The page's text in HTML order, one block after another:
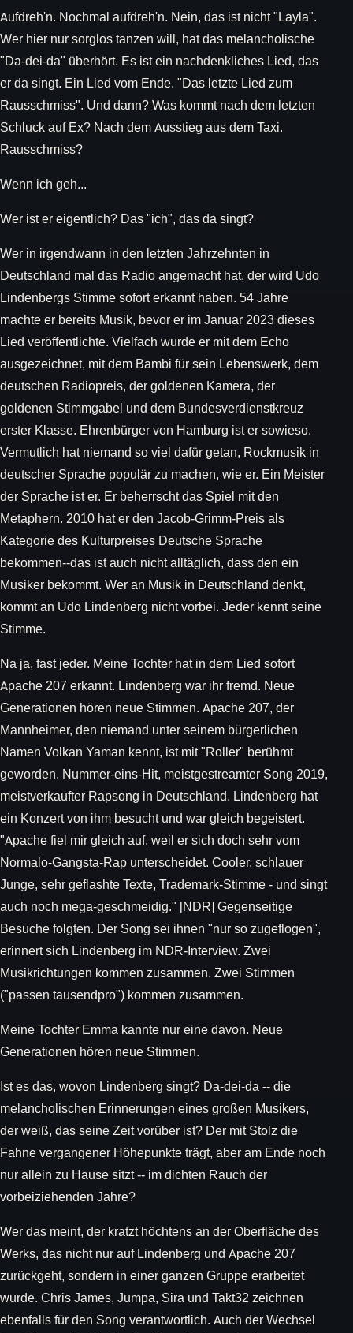
Aufdreh'n. Nochmal aufdreh'n. Nein, das ist nicht "Layla".
Wer hier nur sorglos tanzen will, hat das melancholische
"Da-dei-da" überhört. Es ist ein nachdenkliches Lied, das
er da singt. Ein Lied vom Ende. "Das letzte Lied zum
Rausschmiss". Und dann? Was kommt nach dem letzten
Schluck auf Ex? Nach dem Ausstieg aus dem Taxi.
Rausschmiss?
Wenn ich geh...
Wer ist er eigentlich? Das "ich", das da singt?
Wer in irgendwann in den letzten Jahrzehnten in
Deutschland mal das Radio angemacht hat, der wird Udo
Lindenbergs Stimme sofort erkannt haben. 54 Jahre
machte er bereits Musik, bevor er im Januar 2023 dieses
Lied veröffentlichte. Vielfach wurde er mit dem Echo
ausgezeichnet, mit dem Bambi für sein Lebenswerk, dem
deutschen Radiopreis, der goldenen Kamera, der
goldenen Stimmgabel und dem Bundesverdienstkreuz
erster Klasse. Ehrenbürger von Hamburg ist er sowieso.
Vermutlich hat niemand so viel dafür getan, Rockmusik in
deutscher Sprache populär zu machen, wie er. Ein Meister
der Sprache ist er. Er beherrscht das Spiel mit den
Metaphern. 2010 hat er den Jacob-Grimm-Preis als
Kategorie des Kulturpreises Deutsche Sprache
bekommen--das ist auch nicht alltäglich, dass den ein
Musiker bekommt. Wer an Musik in Deutschland denkt,
kommt an Udo Lindenberg nicht vorbei. Jeder kennt seine
Stimme.
Na ja, fast jeder. Meine Tochter hat in dem Lied sofort
Apache 207 erkannt. Lindenberg war ihr fremd. Neue
Generationen hören neue Stimmen. Apache 207, der
Mannheimer, den niemand unter seinem bürgerlichen
Namen Volkan Yaman kennt, ist mit "Roller" berühmt
geworden. Nummer-eins-Hit, meistgestreamter Song 2019,
meistverkaufter Rapsong in Deutschland. Lindenberg hat
ein Konzert von ihm besucht und war gleich begeistert.
"Apache fiel mir gleich auf, weil er sich doch sehr vom
Normalo-Gangsta-Rap unterscheidet. Cooler, schlauer
Junge, sehr geflashte Texte, Trademark-Stimme - und singt
auch noch mega-geschmeidig." [NDR] Gegenseitige
Besuche folgten. Der Song sei ihnen "nur so zugeflogen",
erinnert sich Lindenberg im NDR-Interview. Zwei
Musikrichtungen kommen zusammen. Zwei Stimmen
("passen tausendpro") kommen zusammen.
Meine Tochter Emma kannte nur eine davon. Neue
Generationen hören neue Stimmen.
Ist es das, wovon Lindenberg singt? Da-dei-da -- die
melancholischen Erinnerungen eines großen Musikers,
der weiß, das seine Zeit vorüber ist? Der mit Stolz die
Fahne vergangener Höhepunkte trägt, aber am Ende noch
nur allein zu Hause sitzt -- im dichten Rauch der
vorbeiziehenden Jahre?
Wer das meint, der kratzt höchtens an der Oberfläche des
Werks, das nicht nur auf Lindenberg und Apache 207
zurückgeht, sondern in einer ganzen Gruppe erarbeitet
wurde. Chris James, Jumpa, Sira und Takt32 zeichnen
ebenfalls für den Song verantwortlich. Auch der Wechsel